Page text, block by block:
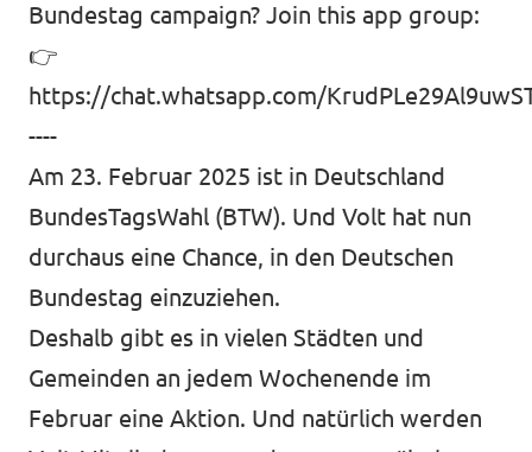
Bundestag campaign? Join this app group:
👉
https://chat.whatsapp.com/
----
Am 23. Februar 2025 ist in Deutschland
BundesTagsWahl (BTW). Und Volt hat nun
durchaus eine Chance, in den Deutschen
Bundestag einzuziehen.
Deshalb gibt es in vielen Städten und
Gemeinden an jedem Wochenende im
Februar eine Aktion. Und natürlich werden